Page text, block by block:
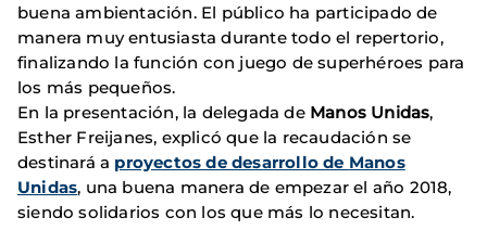
buena ambientación. El público ha participado de
manera muy entusiasta durante todo el repertorio,
finalizando la función con juego de superhéroes para
los más pequeños.
En la presentación, la delegada de Manos Unidas,
Esther Freijanes, explicó que la recaudación se
destinará a proyectos de desarrollo de Manos
Unidas, una buena manera de empezar el año 2018,
siendo solidarios con los que más lo necesitan.